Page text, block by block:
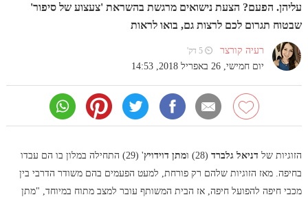
עליהן. הפעם? הצעת נישואים מרגשת בהשראת 'צעצוע של סיפור'
שבטוח תגרום לכם לרצות גם, בואו לראות
רעיה קורצר ⏲ 5 דק'
יום חמישי, 26 באפריל 2018, 14:53
הזוגיות של דניאל גלברד(28) ו מתן דוידויץ
' (29) התחילה במלון בו הם עבדו
בחיפה. מאז הזוגיות שלהם רק פורחת, למעט הפעמים בהם משודר הדרבי בין
מכבי חיפה להפועל חיפה, אז הבית המשותף עובר למצב מתוח במיוחד, "מתן